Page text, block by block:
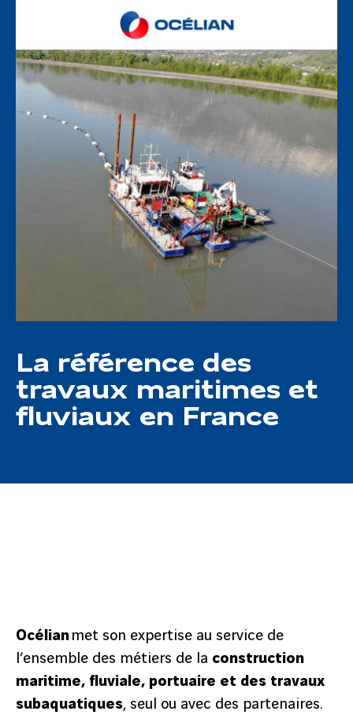
La référence des
travaux maritimes et
fluviaux en France
Océlianmet son expertise au service de
l’ensemble des métiers de la construction
maritime, fluviale, portuaire et des travaux
subaquatiques, seul ou avec des partenaires.